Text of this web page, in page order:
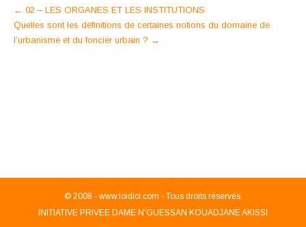
Post
navigation
← 02 – LES ORGANES ET LES INSTITUTIONS
Quelles sont les définitions de certaines notions du domaine de
l’urbanisme et du foncier urbain ? →
© 2008 - www.loidici.com - Tous droits réservés.
INITIATIVE PRIVEE DAME N'GUESSAN KOUADJANE AKISSI